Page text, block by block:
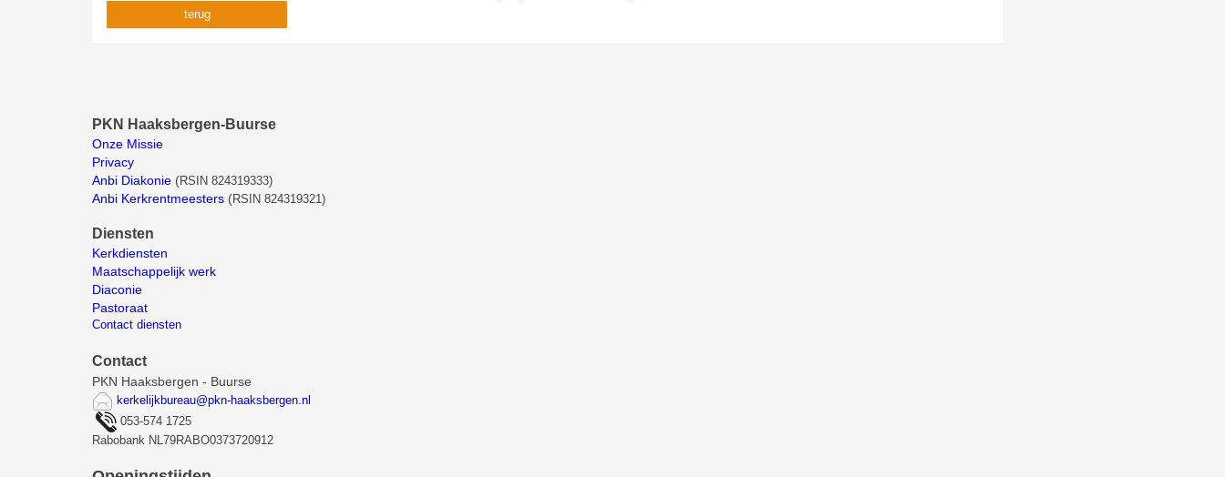
terug
PKN Haaksbergen-Buurse
Onze Missie
Privacy
Anbi Diakonie (RSIN 824319333)
Anbi Kerkrentmeesters (RSIN 824319321)
Diensten
Kerkdiensten
Maatschappelijk werk
Diaconie
Pastoraat
Contact diensten
Contact
PKN Haaksbergen - Buurse
kerkelijkbureau@pkn-haaksbergen.nl
053-574 1725
Rabobank NL79RABO0373720912